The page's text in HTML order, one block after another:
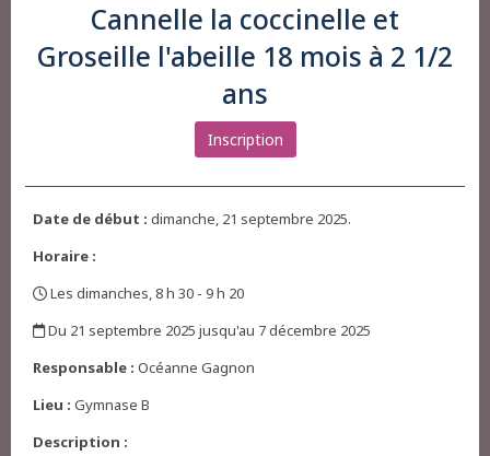
Cannelle la coccinelle et
Groseille l'abeille 18 mois à 2 1/2
ans
Inscription
Date de début : dimanche, 21 septembre 2025.
Horaire :
Les dimanches, 8 h 30 - 9 h 20
Du 21 septembre 2025 jusqu'au 7 décembre 2025
Responsable : Océanne Gagnon
Lieu : Gymnase B
Description :